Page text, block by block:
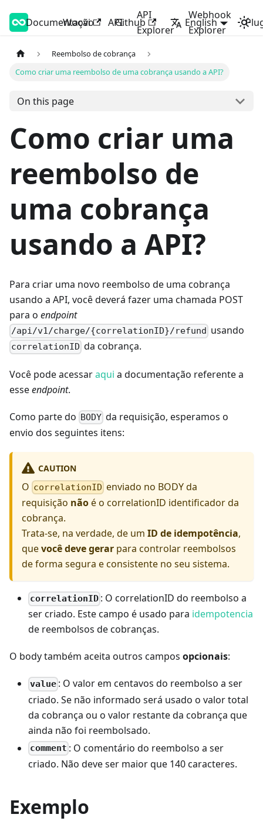
Woovi Developers
Documentação API
API
Explorer
Webhook
Explorer
Woovi Github English
Reembolso de cobrança
Como criar uma reembolso de uma cobrança usando a API?
On this page
Como criar uma
reembolso de
uma cobrança
usando a API?
Para criar uma novo reembolso de uma cobrança
usando a API, você deverá fazer uma chamada POST
para o endpoint
/api/v1/charge/{correlationID}/refund usando
correlationID da cobrança.
Você pode acessaraqui a documentação referente a
esseendpoint.
Como parte do BODY da requisição, esperamos o
envio dos seguintes itens:
CAUTION
O correlationID enviado no BODY da
requisição nãoé o correlationID identificador da
cobrança.
Trata-se, na verdade, de um ID de idempotência,
quevocê deve gerar para controlar reembolsos
de forma segura e consistente no seu sistema.
correlationID : O correlationID do reembolso a
ser criado. Este campo é usado para idempotencia
de reembolsos de cobranças.
O body também aceita outros campos opcionais:
value : O valor em centavos do reembolso a ser
criado. Se não informado será usado o valor total
da cobrança ou o valor restante da cobrança que
ainda não foi reembolsado.
comment : O comentário do reembolso a ser
criado. Não deve ser maior que 140 caracteres.
Exemplo